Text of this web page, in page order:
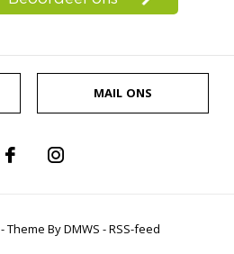
MAIL ONS
- Theme ByDMWS -RSS-feed